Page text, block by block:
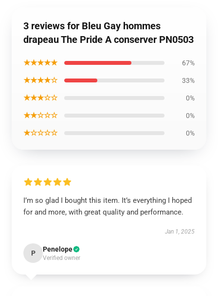
3 reviews for Bleu Gay hommes
drapeau The Pride A conserver PN0503
★★★★★ 67%
★★★★☆ 33%
★★★☆☆ 0%
★★☆☆☆ 0%
★☆☆☆☆ 0%
I’m so glad I bought this item. It’s everything I hoped
for and more, with great quality and performance.
Jan 1, 2025
P Penelope
Verified owner